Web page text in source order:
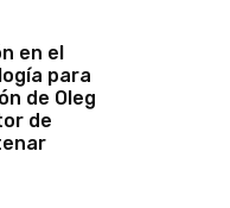
en el
para
de Oleg
de